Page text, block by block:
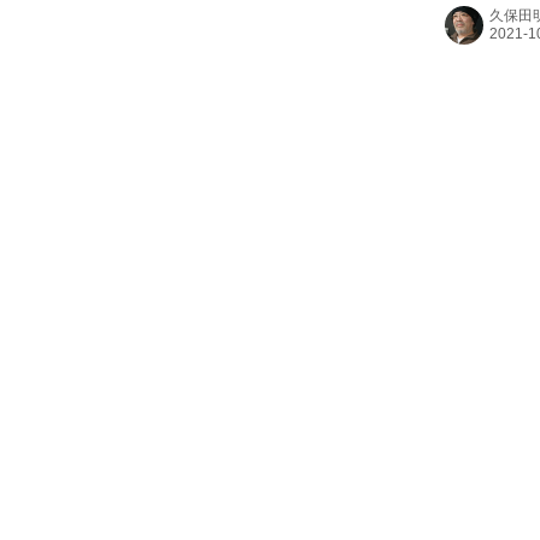
MOVIE】
久保田